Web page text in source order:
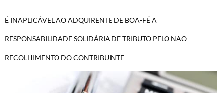
É INAPLICÁVEL AO ADQUIRENTE DE BOA-FÉ A
RESPONSABILIDADE SOLIDÁRIA DE TRIBUTO PELO NÃO
RECOLHIMENTO DO CONTRIBUINTE